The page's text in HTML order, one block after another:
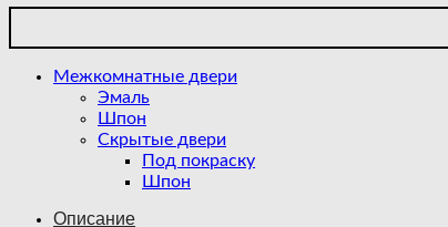
Межкомнатные двери
Эмаль
Шпон
Скрытые двери
Под покраску
Шпон
Описание